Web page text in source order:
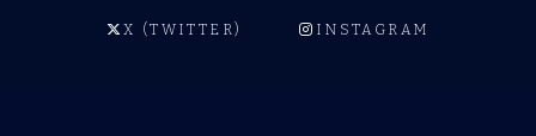
X (TWITTER) INSTAGRAM